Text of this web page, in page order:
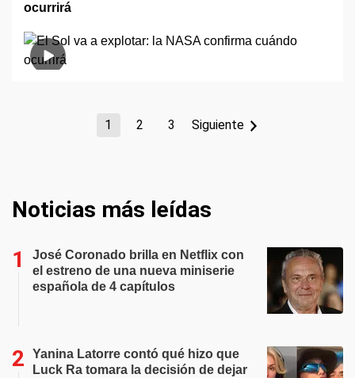
ocurrirá
1 2 3 Siguiente
Noticias más leídas
José Coronado brilla en Netflix con
el estreno de una nueva miniserie
española de 4 capítulos
Yanina Latorre contó qué hizo que
Luck Ra tomara la decisión de dejar